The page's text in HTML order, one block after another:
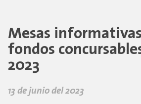
Mesas
fondos
2023
13 de junio del 2023